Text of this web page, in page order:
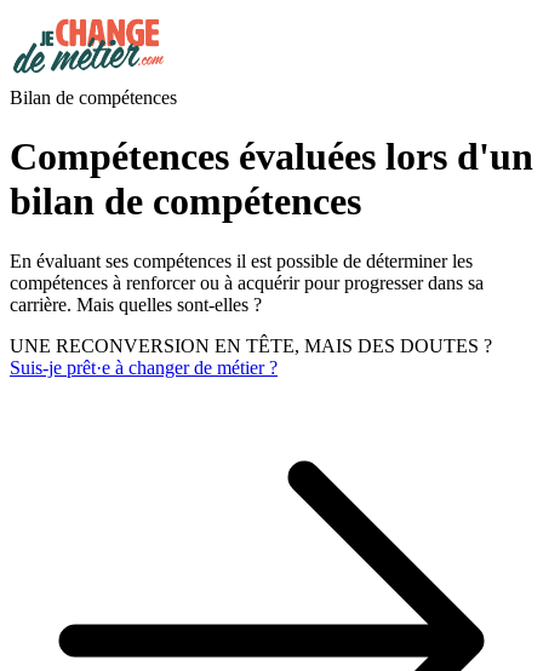
Bilan de compétences
Compétences évaluées lors d'un
bilan de compétences
En évaluant ses compétences il est possible de déterminer les
compétences à renforcer ou à acquérir pour progresser dans sa
carrière. Mais quelles sont-elles ?
UNE RECONVERSION EN TÊTE, MAIS DES DOUTES ?
Suis-je prêt·e à changer de métier ?